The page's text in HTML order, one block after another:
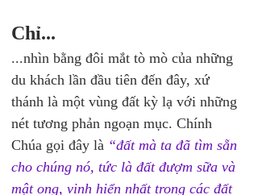
Chỉ...
...nhìn bằng đôi mắt tò mò của những
du khách lần đầu tiên đến đây, xứ
thánh là một vùng đất kỳ lạ với những
nét tương phản ngoạn mục. Chính
Chúa gọi đây là “đất mà ta đã tìm sẵn
cho chúng nó, tức là đất đượm sữa và
mật ong, vinh hiển nhất trong các đất